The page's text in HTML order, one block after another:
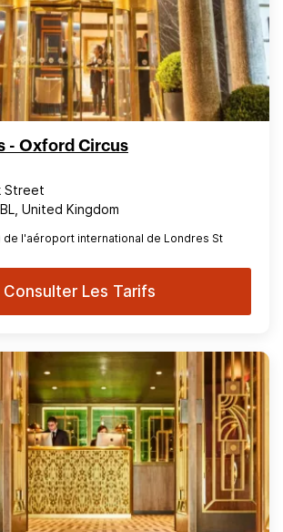
- Oxford Circus
Street
United Kingdom
de l'aéroport international de Londres St
Consulter Les Tarifs